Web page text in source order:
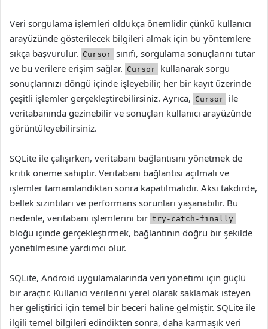
Veri sorgulama işlemleri oldukça önemlidir çünkü kullanıcı
arayüzünde gösterilecek bilgileri almak için bu yöntemlere
sıkça başvurulur. Cursor sınıfı, sorgulama sonuçlarını tutar
ve bu verilere erişim sağlar. Cursor kullanarak sorgu
sonuçlarınızı döngü içinde işleyebilir, her bir kayıt üzerinde
çeşitli işlemler gerçekleştirebilirsiniz. Ayrıca, Cursor ile
veritabanında gezinebilir ve sonuçları kullanıcı arayüzünde
görüntüleyebilirsiniz.
SQLite ile çalışırken, veritabanı bağlantısını yönetmek de
kritik öneme sahiptir. Veritabanı bağlantısı açılmalı ve
işlemler tamamlandıktan sonra kapatılmalıdır. Aksi takdirde,
bellek sızıntıları ve performans sorunları yaşanabilir. Bu
nedenle, veritabanı işlemlerini bir try-catch-finally
bloğu içinde gerçekleştirmek, bağlantının doğru bir şekilde
yönetilmesine yardımcı olur.
SQLite, Android uygulamalarında veri yönetimi için güçlü
bir araçtır. Kullanıcı verilerini yerel olarak saklamak isteyen
her geliştirici için temel bir beceri haline gelmiştir. SQLite ile
ilgili temel bilgileri edindikten sonra, daha karmaşık veri